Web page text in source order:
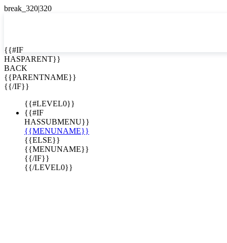

EN
ES
{{#IF
HASPARENT}}
BACK
{{PARENTNAME}}
{{/IF}}
{{#LEVEL0}}
{{#IF
HASSUBMENU}}
{{MENUNAME}}
{{ELSE}}
{{MENUNAME}}
{{/IF}}
{{/LEVEL0}}